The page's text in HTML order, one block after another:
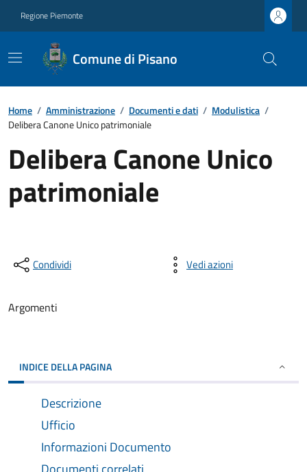
Regione Piemonte
Comune di Pisano
Home / Amministrazione / Documenti e dati / Modulistica /
Delibera Canone Unico patrimoniale
Delibera Canone Unico
patrimoniale
Condividi Vedi azioni
Argomenti
INDICE DELLA PAGINA
Descrizione
Ufficio
Informazioni Documento